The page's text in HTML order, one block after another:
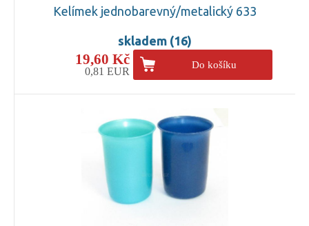
Kelímek jednobarevný/metalický 633
skladem (16)
19,60 Kč
0,81 EUR
Do košíku